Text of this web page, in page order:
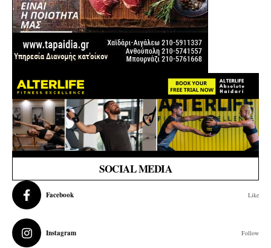
SOCIAL MEDIA
Facebook Like
Instagram Follow